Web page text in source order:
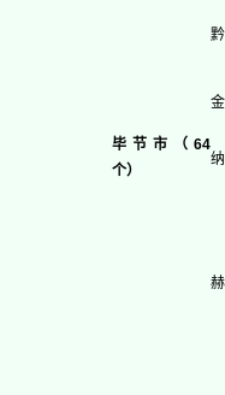
毕节市（64
个）